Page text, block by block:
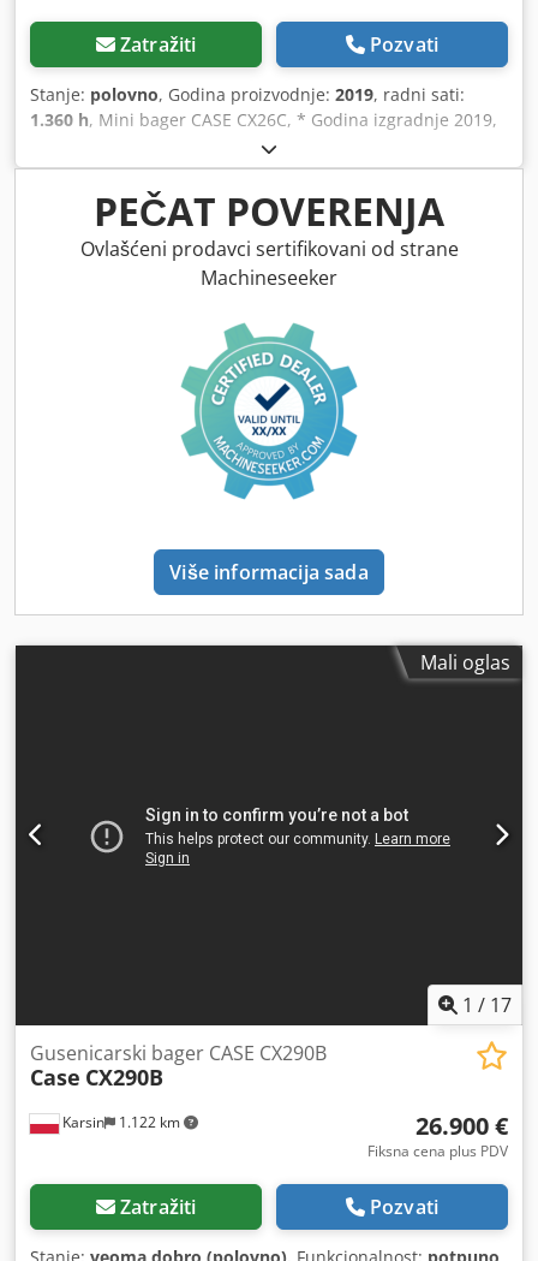
Zatražiti Pozvati
Stanje: polovno, Godina proizvodnje: 2019, radni sati:
1.360 h, Mini bager CASE CX26C, * Godina izgradnje 2019,
* 1360 BS, i *Grejanje Dkedpfjurfkcjx Ag Ner *Klima *
gumene gusjenice, * Buldožer sečivo, * Brzo spojnica
PEČAT POVERENJA
Ovlašćeni prodavci sertifikovani od strane
Machineseeker
Više informacija sada
Mali oglas
1 / 17
Karsin 1.122 km
Gusenicarski bager CASE CX290B
Case CX290B
26.900 €
Fiksna cena plus PDV
Zatražiti Pozvati